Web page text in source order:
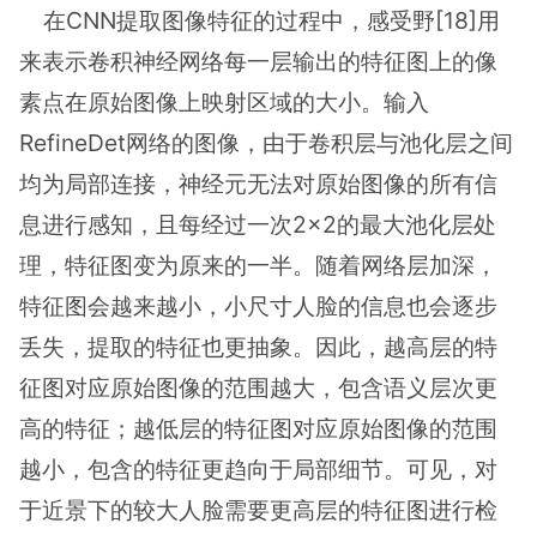
在CNN提取图像特征的过程中，感受野[18]用
来表示卷积神经网络每一层输出的特征图上的像
素点在原始图像上映射区域的大小。输入
RefineDet网络的图像，由于卷积层与池化层之间
均为局部连接，神经元无法对原始图像的所有信
息进行感知，且每经过一次2×2的最大池化层处
理，特征图变为原来的一半。随着网络层加深，
特征图会越来越小，小尺寸人脸的信息也会逐步
丢失，提取的特征也更抽象。因此，越高层的特
征图对应原始图像的范围越大，包含语义层次更
高的特征；越低层的特征图对应原始图像的范围
越小，包含的特征更趋向于局部细节。可见，对
于近景下的较大人脸需要更高层的特征图进行检